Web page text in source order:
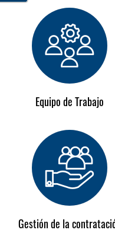
Equipo de Trabajo
Gestión de la